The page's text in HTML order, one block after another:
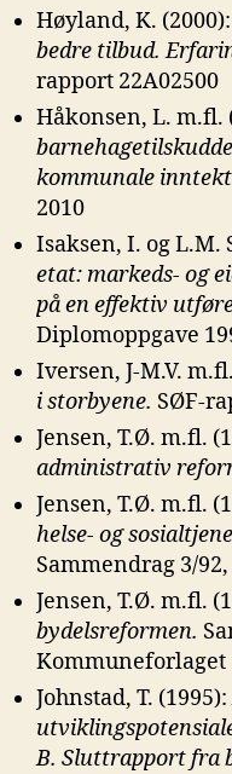
Høyland, K.
bedre tilbud.
rapport 22A02500
Håkonsen, L. m.fl.
kommunale
2010
Isaksen, I. og L.M.
etat: markeds- og
på en effektiv
Diplomoppgave
Iversen, J-M.V.
i storbyene. SØF-
Jensen, T.Ø. m.fl.
administrativ
Jensen, T.Ø. m.fl.
helse- og
Sammendrag 3/
Jensen, T.Ø. m.fl.
bydelsreformen.
Kommuneforlaget
Johnstad, T. (1995):
B. Sluttrapport fra